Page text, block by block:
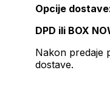
Opcije
DPD ili BOX
Nakon predaje
dostave.